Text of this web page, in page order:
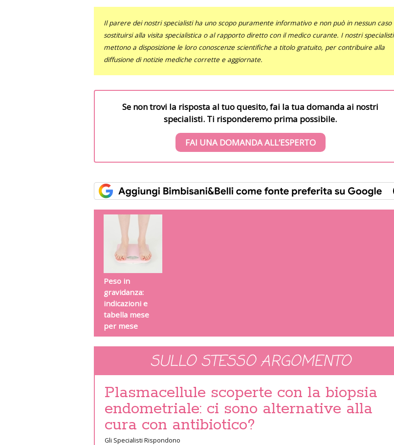
Il parere dei nostri specialisti ha uno scopo puramente informativo e non può in nessun caso
sostituirsi alla visita specialistica o al rapporto diretto con il medico curante. I nostri specialisti
mettono a disposizione le loro conoscenze scientifiche a titolo gratuito, per contribuire alla
diffusione di notizie mediche corrette e aggiornate.
Se non trovi la risposta al tuo quesito, fai la tua domanda ai nostri
specialisti. Ti risponderemo prima possibile.
FAI UNA DOMANDA ALL’ESPERTO
Peso in
gravidanza:
indicazioni e
tabella mese
per mese
SULLO STESSO ARGOMENTO
Plasmacellule scoperte con la biopsia
endometriale: ci sono alternative alla
cura con antibiotico?
Gli Specialisti Rispondono